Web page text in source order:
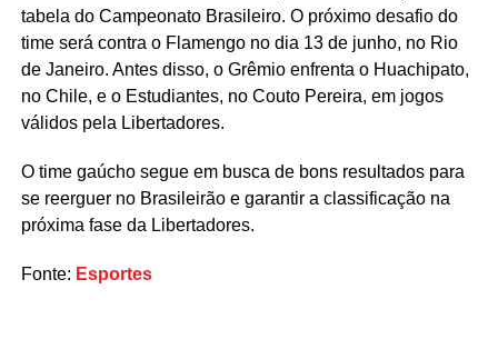
tabela do Campeonato Brasileiro. O próximo desafio do
time será contra o Flamengo no dia 13 de junho, no Rio
de Janeiro. Antes disso, o Grêmio enfrenta o Huachipato,
no Chile, e o Estudiantes, no Couto Pereira, em jogos
válidos pela Libertadores.
O time gaúcho segue em busca de bons resultados para
se reerguer no Brasileirão e garantir a classificação na
próxima fase da Libertadores.
Fonte: Esportes